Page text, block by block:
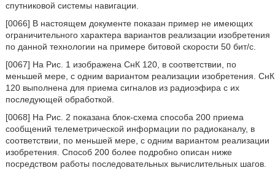
спутниковой системы навигации.
[0066] В настоящем документе показан пример не имеющих
ограничительного характера вариантов реализации изобретения
по данной технологии на примере битовой скорости 50 бит/с.
[0067] На Рис. 1 изображена СнК 120, в соответствии, по
меньшей мере, с одним вариантом реализации изобретения. СнК
120 выполнена для приема сигналов из радиоэфира с их
последующей обработкой.
[0068] На Рис. 2 показана блок-схема способа 200 приема
сообщений телеметрической информации по радиоканалу, в
соответствии, по меньшей мере, с одним вариантом реализации
изобретения. Способ 200 более подробно описан ниже
посредством работы последовательных вычислительных шагов.